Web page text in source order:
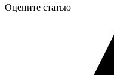
Оцените статью